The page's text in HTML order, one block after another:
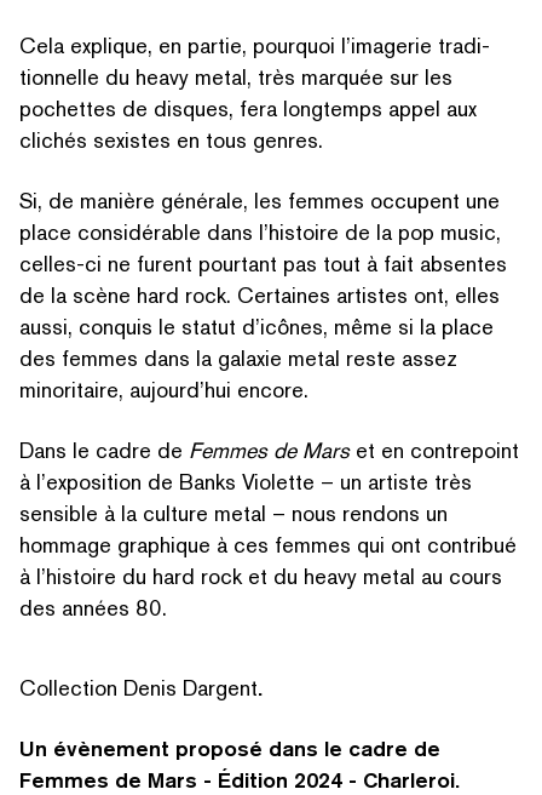
RECHERCHER PAR MOTS-CLÉS
Cela explique, en partie, pourquoi l’imagerie tra­di­
tion­nelle du heavy metal, très marquée sur les
pochettes de disques, fera longtemps appel aux
clichés sexistes en tous genres.
Si, de manière générale, les femmes occupent une
place con­sid­érable dans l’histoire de la pop music,
celles-ci ne furent pourtant pas tout à fait absentes
de la scène hard rock. Certaines artistes ont, elles
aussi, conquis le statut d’icônes, même si la place
des femmes dans la galaxie metal reste assez
minoritaire, aujourd’hui encore.
Dans le cadre de Femmes de Marset en contrepoint
à l’exposition de Banks Violette – un artiste très
sensible à la culture metal – nous rendons un
hommage graphique à ces femmes qui ont contribué
à l’histoire du hard rock et du heavy metal au cours
des années 80.
Collection Denis Dargent.
Un évènement proposé dans le cadre de
Femmes de Mars - Édition 2024 - Charleroi.